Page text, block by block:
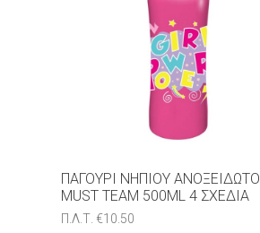
ΠΑΓΟΎΡΙ ΝΗΠΊΟΥ ΑΝΟΞΕΊΔΩΤΟ
MUST TEAM 500ML 4 ΣXΈΔΙΑ
Π.Λ.Τ.€10.50